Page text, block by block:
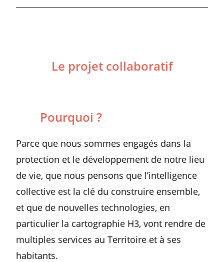
Le projet collaboratif
Pourquoi ?
Parce que nous sommes engagés dans la
protection et le développement de notre lieu
de vie, que nous pensons que l’intelligence
collective est la clé du construire ensemble,
et que de nouvelles technologies, en
particulier la cartographie H3, vont rendre de
multiples services au Territoire et à ses
habitants.